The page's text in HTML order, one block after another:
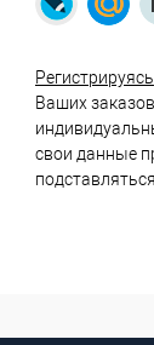
Регистрируясь
Ваших
свои данные